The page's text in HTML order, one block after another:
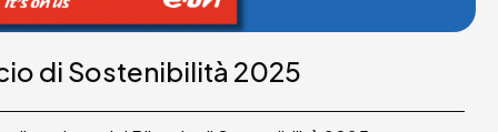
di Sostenibilità 2025